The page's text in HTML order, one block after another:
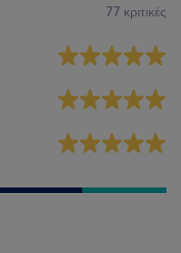
77 κριτικές